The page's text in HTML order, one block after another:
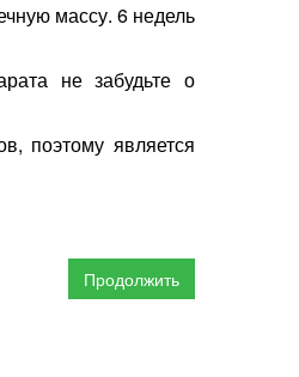
массу. 6 недель
не забудьте о
поэтому является
Продолжить